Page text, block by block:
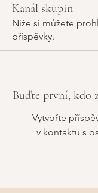
Kanál skupin
Níže si můžete
příspěvky.
Buďte první, kdo
Vytvořte
v kontaktu s